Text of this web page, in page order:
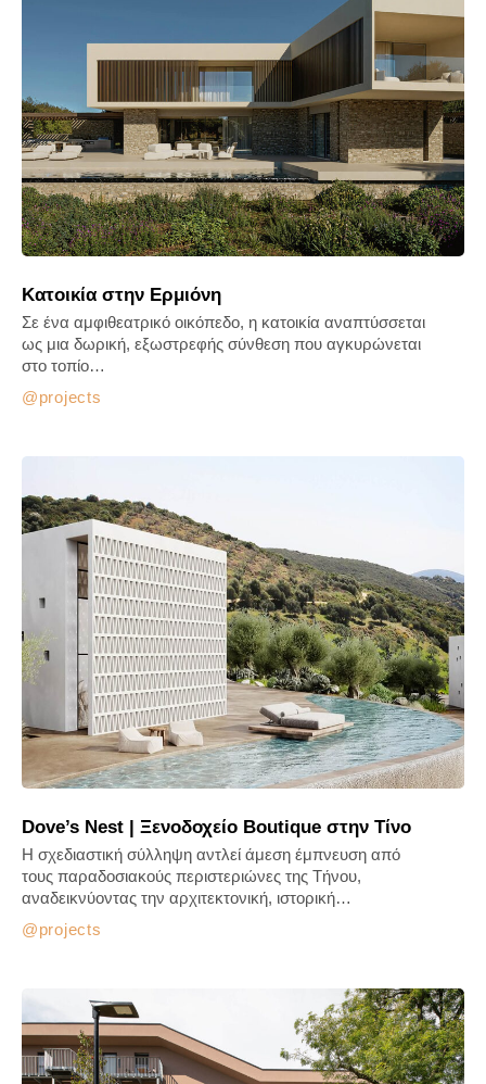
Κατοικία στην Ερμιόνη
projects
Σε ένα αμφιθεατρικό οικόπεδο, η κατοικία αναπτύσσεται
ως μια δωρική, εξωστρεφής σύνθεση που αγκυρώνεται
στο τοπίο…
Dove’s Nest | Ξενοδοχείο Boutique στην Τίνο
projects
Η σχεδιαστική σύλληψη αντλεί άμεση έμπνευση από
τoυς παραδοσιακούς περιστεριώνες της Τήνου,
αναδεικνύοντας την αρχιτεκτονική, ιστορική…